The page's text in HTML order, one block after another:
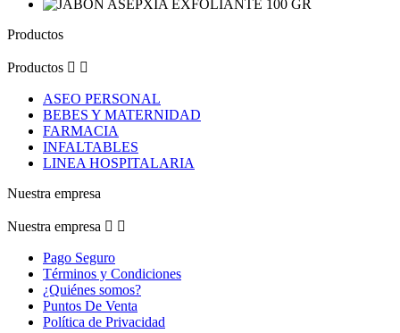
Productos
Productos  
ASEO PERSONAL
BEBES Y MATERNIDAD
FARMACIA
INFALTABLES
LINEA HOSPITALARIA
Nuestra empresa
Nuestra empresa  
Pago Seguro
Términos y Condiciones
¿Quiénes somos?
Puntos De Venta
Política de Privacidad